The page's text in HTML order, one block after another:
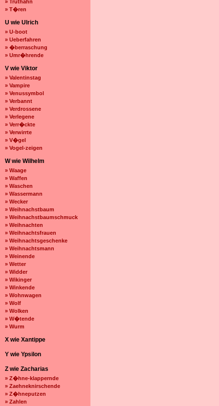
» Truthahn
» T�ren
U wie Ulrich
» U-boot
» Ueberfahren
» �berraschung
» Umr�hrende
V wie Viktor
» Valentinstag
» Vampire
» Venussymbol
» Verbannt
» Verdrossene
» Verlegene
» Verr�ckte
» Verwirrte
» V�gel
» Vogel-zeigen
W wie Wilhelm
» Waage
» Waffen
» Waschen
» Wassermann
» Wecker
» Weihnachstbaum
» Weihnachstbaumschmuck
» Weihnachten
» Weihnachtsfrauen
» Weihnachtsgeschenke
» Weihnachtsmann
» Weinende
» Wetter
» Widder
» Wikinger
» Winkende
» Wohnwagen
» Wolf
» Wolken
» W�tende
» Wurm
X wie Xantippe
Y wie Ypsilon
Z wie Zacharias
» Z�hne-klappernde
» Zaehneknirschende
» Z�hneputzen
» Zahlen